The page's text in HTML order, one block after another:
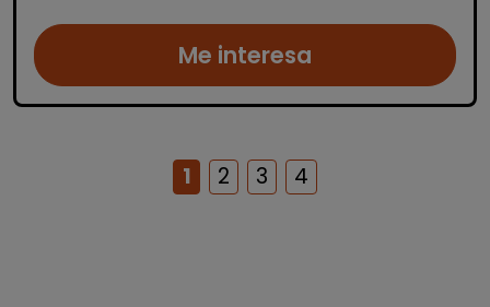
Me interesa
1 2 3 4